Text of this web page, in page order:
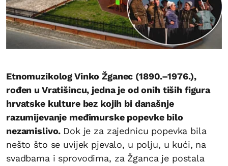
Etnomuzikolog Vinko Žganec (1890.–1976.),
rođen u Vratišincu, jedna je od onih tiših figura
hrvatske kulture bez kojih bi današnje
razumijevanje međimurske popevke bilo
nezamislivo. Dok je za zajednicu popevka bila
nešto što se uvijek pjevalo, u polju, u kući, na
svadbama i sprovodima, za Žganca je postala